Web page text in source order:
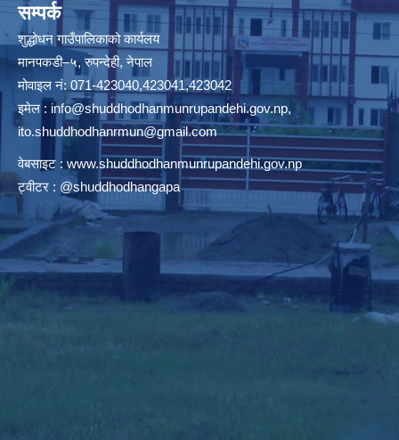
सम्पर्क
शुद्धोधन गाउँपालिकाको कार्यलय
मानपकडी–५, रुपन्देही, नेपाल
मोवाइल नं: 071-423040,423041,423042
इमेल : info@shuddhodhanmunrupandehi.gov.np,
ito.shuddhodhanrmun@gmail.com
वेबसाइट : www.shuddhodhanmunrupandehi.gov.np
ट्वीटर : @shuddhodhangapa